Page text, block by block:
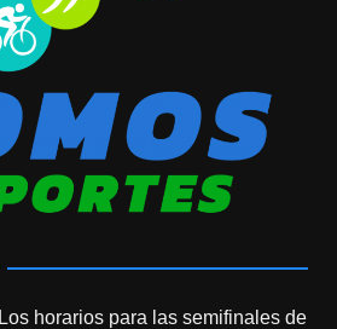
Los horarios para las semifinales de